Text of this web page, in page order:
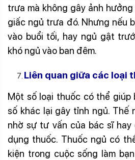
trưa mà không gây ảnh
giấc ngủ trưa đó. Nhưng nếu
vào buổi tối, hay ngủ gật
khó ngủ vào ban đêm.
Liên quan giữa các loại
Một số loại thuốc có thể giúp
số khác lại gây tỉnh ngủ. Thế
nhờ sự tư vấn của bác sĩ
dụng thuốc. Thuốc ngủ có
kiện trong cuộc sống làm